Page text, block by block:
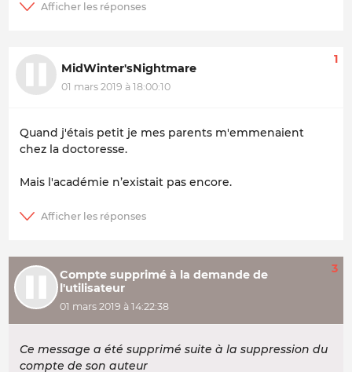
MidWinter'sNightmare
01 mars 2019 à 18:00:10
1
Quand j'étais petit je mes parents m'emmenaient
chez la doctoresse.
Mais l'académie n’existait pas encore.
Compte supprimé à la demande de
l'utilisateur
01 mars 2019 à 14:22:38
3
Ce message a été supprimé suite à la suppression du
compte de son auteur